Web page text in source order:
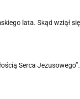
lata. Skąd wziął
Serca